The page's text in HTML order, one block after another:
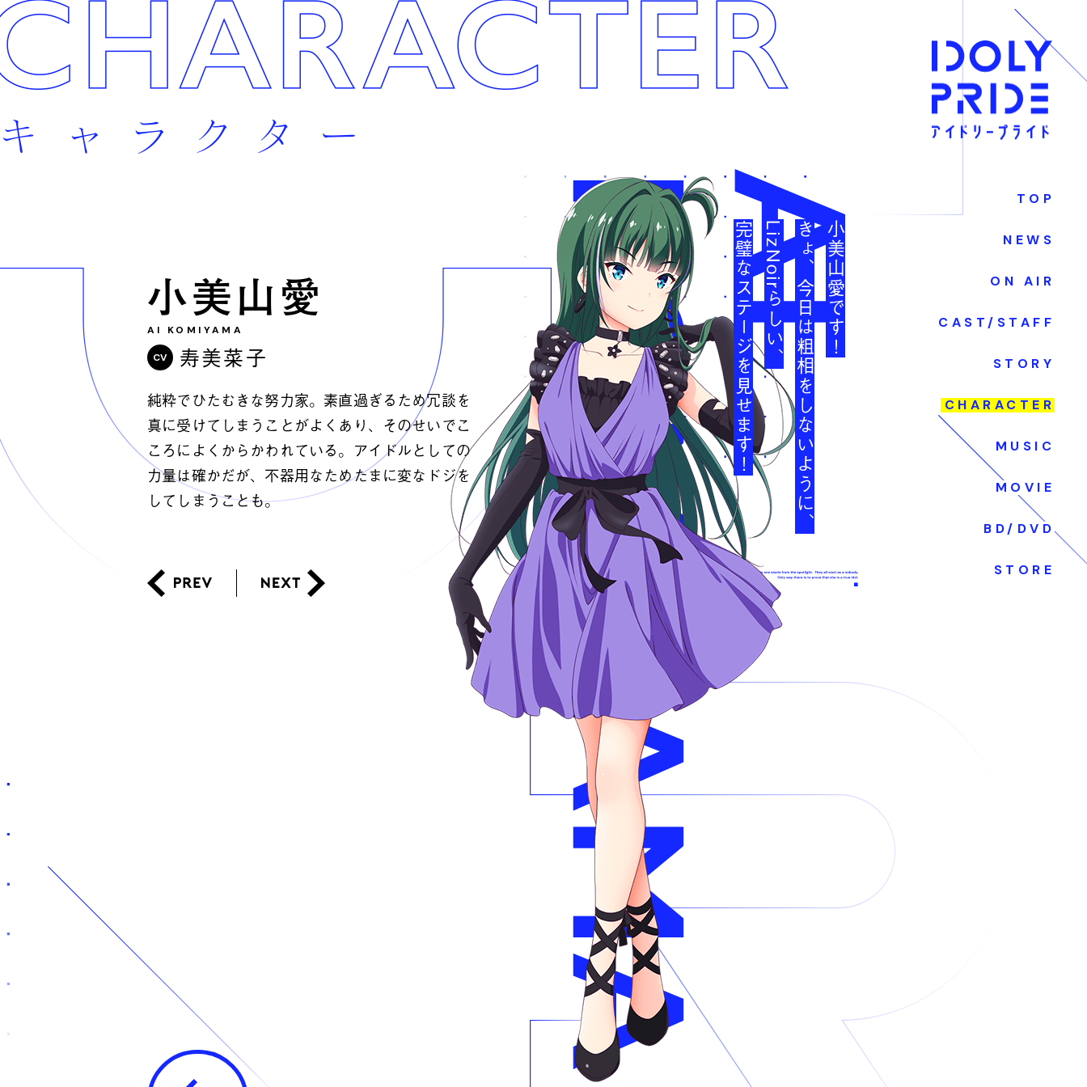
TOP
NEWS
ON AIR
CAST/STAFF
STORY
CHARACTER
MUSIC
MOVIE
BD/DVD
STORE
小美山愛
AI KOMIYAMA
寿美菜子
純粋でひたむきな努力家。素直過ぎるため冗談を
真に受けてしまうことがよくあり、そのせいでこ
ころによくからかわれている。アイドルとしての
力量は確かだが、不器用なためたまに変なドジを
してしまうことも。
小美山愛です！
きょ、今日は粗相をしないように、
LizNoirらしい、
完璧なステージを見せます！